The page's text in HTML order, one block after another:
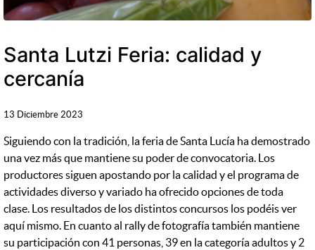
Santa Lutzi Feria: calidad y
cercanía
13 Diciembre 2023
Siguiendo con la tradición, la feria de Santa Lucía ha demostrado
una vez más que mantiene su poder de convocatoria. Los
productores siguen apostando por la calidad y el programa de
actividades diverso y variado ha ofrecido opciones de toda
clase. Los resultados de los distintos concursos los podéis ver
aquí mismo. En cuanto al rally de fotografía también mantiene
su participación con 41 personas, 39 en la categoría adultos y 2